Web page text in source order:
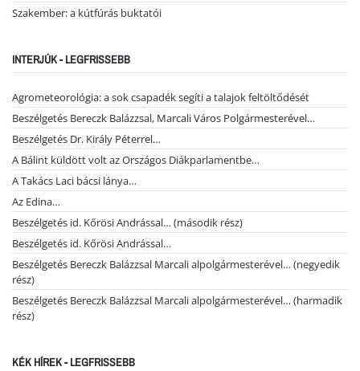
Szakember: a kútfúrás buktatói
INTERJÚK - LEGFRISSEBB
Agrometeorológia: a sok csapadék segíti a talajok feltöltődését
Beszélgetés Bereczk Balázzsal, Marcali Város Polgármesterével…
Beszélgetés Dr. Király Péterrel…
A Bálint küldött volt az Országos Diákparlamentbe…
A Takács Laci bácsi lánya…
Az Edina…
Beszélgetés id. Kőrösi Andrással… (második rész)
Beszélgetés id. Kőrösi Andrással…
Beszélgetés Bereczk Balázzsal Marcali alpolgármesterével… (negyedik
rész)
Beszélgetés Bereczk Balázzsal Marcali alpolgármesterével… (harmadik
rész)
KÉK HÍREK - LEGFRISSEBB